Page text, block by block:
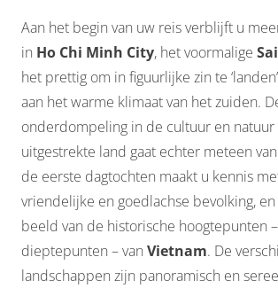
Aan het begin van uw reis verblijft u
in Ho Chi Minh City, het voormalige
het prettig om in figuurlijke zin te
aan het warme klimaat van het zuiden.
onderdompeling in de cultuur en natuur
uitgestrekte land gaat echter meteen
de eerste dagtochten maakt u kennis
vriendelijke en goedlachse bevolking,
beeld van de historische hoogtepunten
dieptepunten – van Vietnam. De
landschappen zijn panoramisch en